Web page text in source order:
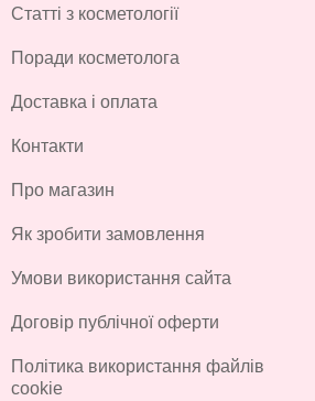
Статті з косметології
Поради косметолога
Доставка і оплата
Контакти
Про магазин
Як зробити замовлення
Умови використання сайта
Договір публічної оферти
Політика використання файлів
cookie